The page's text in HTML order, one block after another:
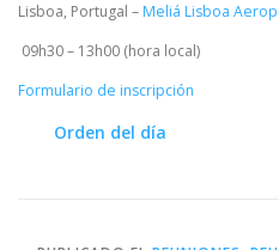
Lisboa, Portugal – Meliá Lisboa
09h30 – 13h00 (hora local)
Formulario de inscripción
Orden del día